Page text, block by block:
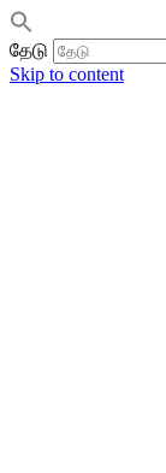
தேடு
Skip to content